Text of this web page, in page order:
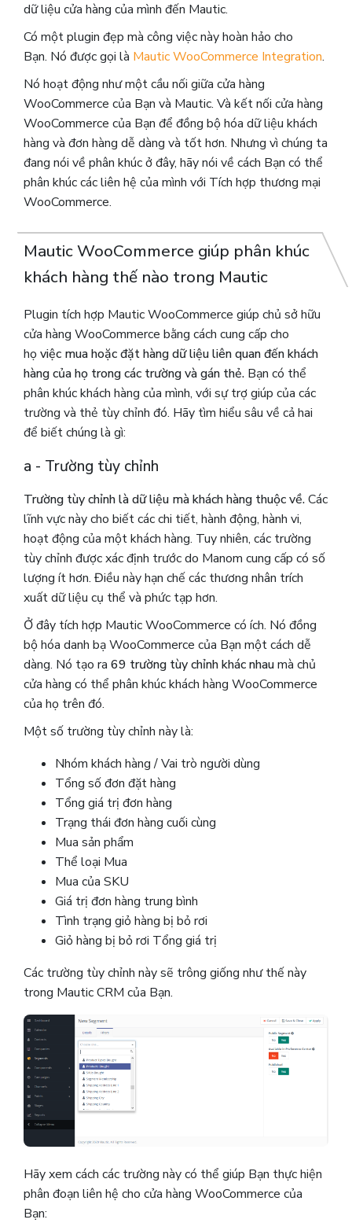
dữ liệu cửa hàng của mình đến Mautic.
Có một plugin đẹp mà công việc này hoàn hảo cho
Bạn. Nó được gọi là Mautic WooCommerce Integration.
Nó hoạt động như một cầu nối giữa cửa hàng
WooCommerce của Bạn và Mautic. Và kết nối cửa hàng
WooCommerce của Bạn để đồng bộ hóa dữ liệu khách
hàng và đơn hàng dễ dàng và tốt hơn. Nhưng vì chúng ta
đang nói về phân khúc ở đây, hãy nói về cách Bạn có thể
phân khúc các liên hệ của mình với Tích hợp thương mại
WooCommerce.
Mautic WooCommerce giúp phân khúc
khách hàng thế nào trong Mautic
Plugin tích hợp Mautic ​​WooCommerce giúp chủ sở hữu
cửa hàng WooCommerce bằng cách cung cấp cho
họviệc mua hoặc đặt hàng dữ liệu liên quan đến khách
hàng của họ trong các trường và gán thẻ. Bạn có thể
phân khúc khách hàng của mình, với sự trợ giúp của các
trường và thẻ tùy chỉnh đó. Hãy tìm hiểu sâu về cả hai
để biết chúng là gì:
a - Trường tùy chỉnh
Trường tùy chỉnh là dữ liệu mà khách hàng thuộc về.Các
lĩnh vực này cho biết các chi tiết, hành động, hành vi,
hoạt động của một khách hàng. Tuy nhiên, các trường
tùy chỉnh được xác định trước do Manom ​​cung cấp có số
lượng ít hơn. Điều này hạn chế các thương nhân trích
xuất dữ liệu cụ thể và phức tạp hơn.
Ở đây tích hợp Mautic ​​WooCommerce có ích. Nó đồng
bộ hóa danh bạ WooCommerce của Bạn một cách dễ
dàng. Nó tạo ra69 trường tùy chỉnh khác nhaumà chủ
cửa hàng có thể phân khúc khách hàng WooCommerce
của họ trên đó.
Một số trường tùy chỉnh này là:
Nhóm khách hàng / Vai trò người dùng
Tổng số đơn đặt hàng
Tổng giá trị đơn hàng
Trạng thái đơn hàng cuối cùng
Mua sản phẩm
Thể loại Mua
Mua của SKU
Giá trị đơn hàng trung bình
Tình trạng giỏ hàng bị bỏ rơi
Giỏ hàng bị bỏ rơi Tổng giá trị
Các trường tùy chỉnh này sẽ trông giống như thế này
trong Mautic ​​CRM của Bạn.
Hãy xem cách các trường này có thể giúp Bạn thực hiện
phân đoạn liên hệ cho cửa hàng WooCommerce của
Bạn: